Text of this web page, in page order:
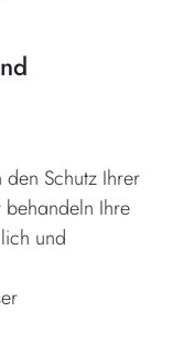
Schutz Ihrer
Ihre
und